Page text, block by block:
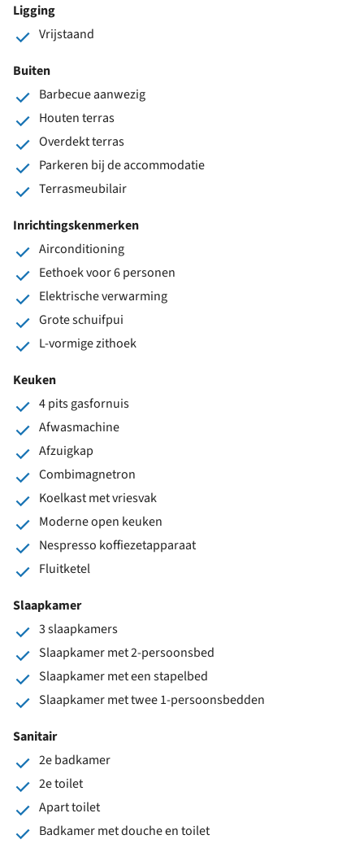
Ligging
Vrijstaand
Buiten
Barbecue aanwezig
Houten terras
Overdekt terras
Parkeren bij de accommodatie
Terrasmeubilair
Inrichtingskenmerken
Airconditioning
Eethoek voor 6 personen
Elektrische verwarming
Grote schuifpui
L-vormige zithoek
Keuken
4 pits gasfornuis
Afwasmachine
Afzuigkap
Combimagnetron
Koelkast met vriesvak
Moderne open keuken
Nespresso koffiezetapparaat
Fluitketel
Slaapkamer
3 slaapkamers
Slaapkamer met 2-persoonsbed
Slaapkamer met een stapelbed
Slaapkamer met twee 1-persoonsbedden
Sanitair
2e badkamer
2e toilet
Apart toilet
Badkamer met douche en toilet